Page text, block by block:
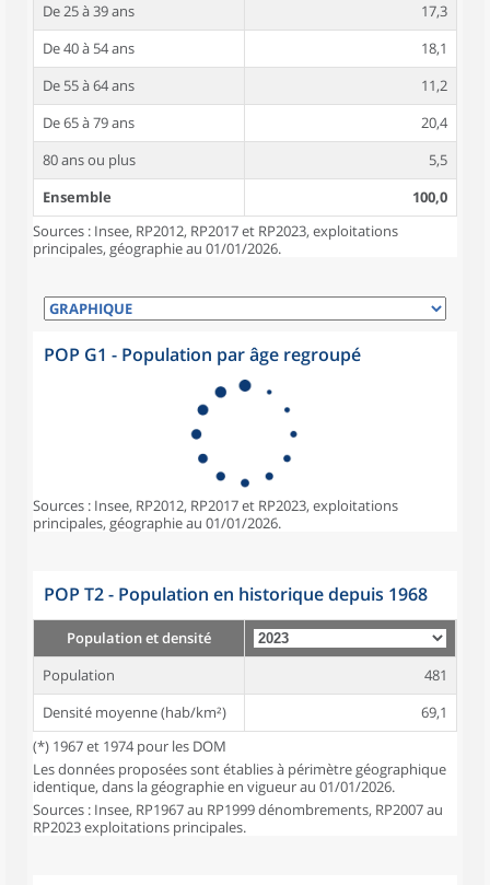
De 25 à 39 ans
17,3
De 40 à 54 ans
18,1
De 55 à 64 ans
11,2
De 65 à 79 ans
20,4
80 ans ou plus
5,5
Ensemble
100,0
Sources : Insee, RP2012, RP2017 et RP2023, exploitations
principales, géographie au 01/01/2026.
POP G1 - Population par âge regroupé
Sources : Insee, RP2012, RP2017 et RP2023, exploitations
principales, géographie au 01/01/2026.
POP T2 - Population en historique depuis 1968
Population et densité
Population
481
Densité moyenne (hab/km²)
69,1
(*) 1967 et 1974 pour les DOM
Les données proposées sont établies à périmètre géographique
identique, dans la géographie en vigueur au 01/01/2026.
Sources : Insee, RP1967 au RP1999 dénombrements, RP2007 au
RP2023 exploitations principales.